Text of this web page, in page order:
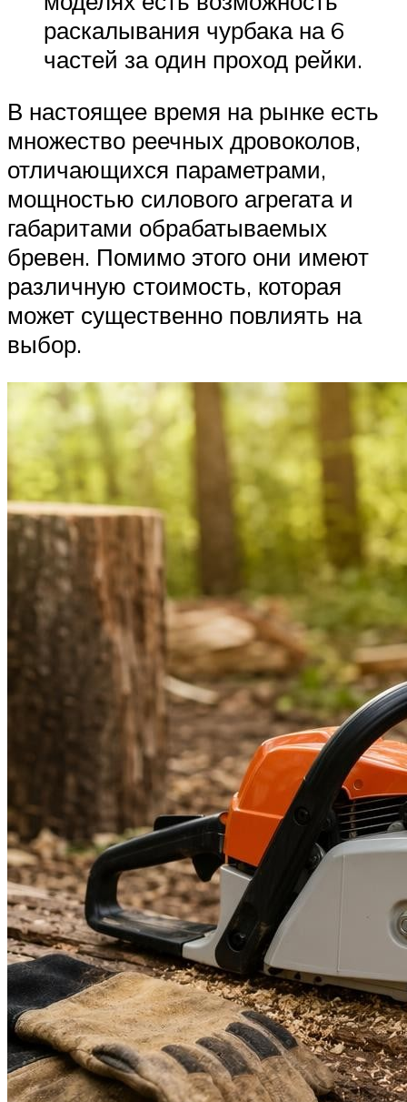
раскалывания чурбака на 6
частей за один проход рейки.
В настоящее время на рынке есть
множество реечных дровоколов,
отличающихся параметрами,
мощностью силового агрегата и
габаритами обрабатываемых
бревен. Помимо этого они имеют
различную стоимость, которая
может существенно повлиять на
выбор.